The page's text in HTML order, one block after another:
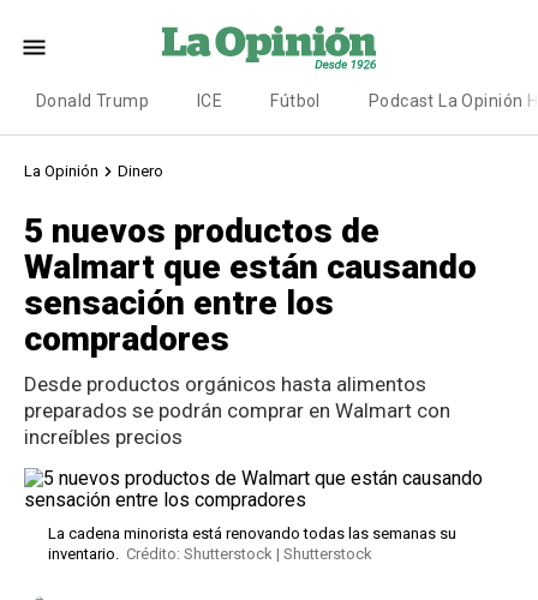
Donald Trump ICE Fútbol Podcast La Opinión
La Opinión Dinero
5 nuevos productos de
Walmart que están causando
sensación entre los
compradores
Desde productos orgánicos hasta alimentos
preparados se podrán comprar en Walmart con
increíbles precios
La cadena minorista está renovando todas las semanas su
inventario. Crédito: Shutterstock | Shutterstock